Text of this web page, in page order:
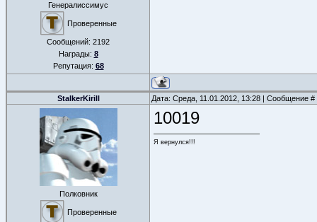
Генералиссимус
Проверенные
Сообщений: 2192
Награды: 8
Репутация: 68
StalkerKirill Дата: Среда, 11.01.2012, 13:28 | Сообщение #
Полковник
Проверенные
10019
Я вернулся!!!